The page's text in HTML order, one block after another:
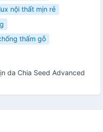
nội thất mịn rẻ
thấm gỗ
da Chia Seed Advanced